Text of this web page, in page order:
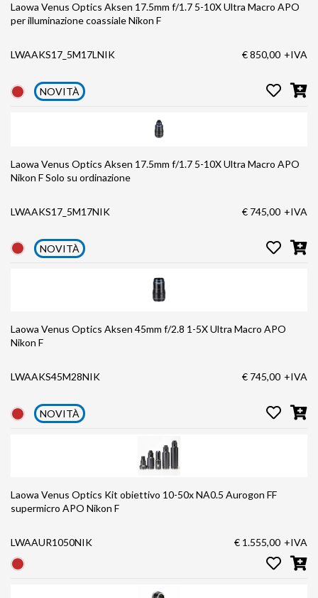
Laowa Venus Optics Aksen 17.5mm f/1.7 5-10X Ultra Macro APO
per illuminazione coassiale Nikon F
LWAAKS17_5M17LNIK € 850,00 +IVA
NOVITÀ
Laowa Venus Optics Aksen 17.5mm f/1.7 5-10X Ultra Macro APO
Nikon F Solo su ordinazione
LWAAKS17_5M17NIK € 745,00 +IVA
NOVITÀ
Laowa Venus Optics Aksen 45mm f/2.8 1-5X Ultra Macro APO
Nikon F
LWAAKS45M28NIK € 745,00 +IVA
NOVITÀ
Laowa Venus Optics Kit obiettivo 10-50x NA0.5 Aurogon FF
supermicro APO Nikon F
LWAAUR1050NIK € 1.555,00 +IVA